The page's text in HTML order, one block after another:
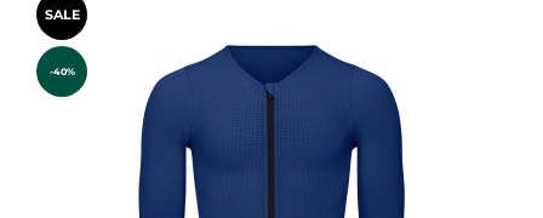
SALE
-40%